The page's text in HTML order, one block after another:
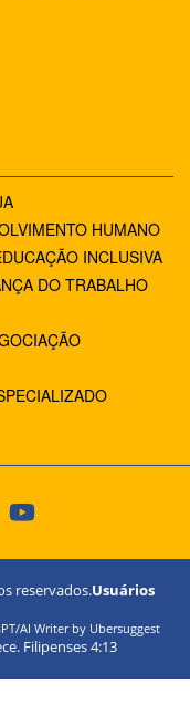
HUMANO
INCLUSIVA
DO TRABALHO
reservados.Usuários
AI Writer by Ubersuggest
Filipenses 4:13